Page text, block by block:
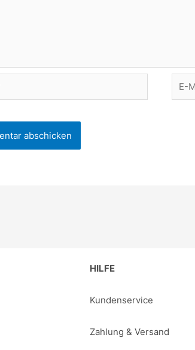
E-
Mail-
HILFE
Kundenservice
Zahlung & Versand